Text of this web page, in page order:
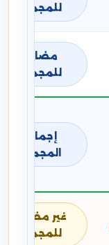
للمجموع
مضافة
للمجموع
إجمالي
المجموع
غير مضافة
للمجموع